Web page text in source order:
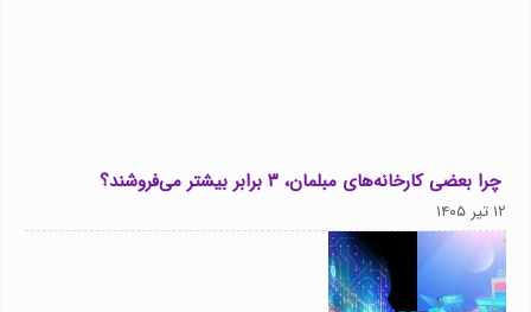
چرا بعضی کارخانه‌های مبلمان، ۳ برابر بیشتر می‌فروشند؟
۱۲ تیر ۱۴۰۵